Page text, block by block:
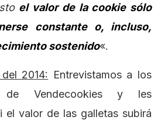
el valor de la cookie sólo
constante o, incluso,
sostenido«.
2014:
Entrevistamos a los
de Vendecookies y les
el valor de las galletas subirá